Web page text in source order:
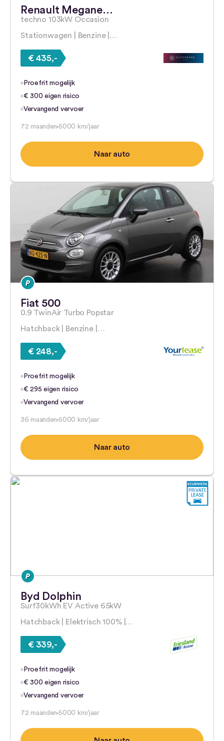
Renault Megane…
techno 103kW Occasion
Stationwagen | Benzine |…
€ 435,-
Proefrit mogelijk
€ 300 eigen risico
Vervangend vervoer
72 maanden 5000 km/jaar
Naar auto
Fiat 500
0.9 TwinAir Turbo Popstar
Hatchback | Benzine |…
€ 248,-
Proefrit mogelijk
€ 295 eigen risico
Vervangend vervoer
36 maanden 5000 km/jaar
Naar auto
Byd Dolphin
Surf30kWh EV Active 65kW
Hatchback | Elektrisch 100% |…
€ 339,-
Proefrit mogelijk
€ 300 eigen risico
Vervangend vervoer
72 maanden 5000 km/jaar